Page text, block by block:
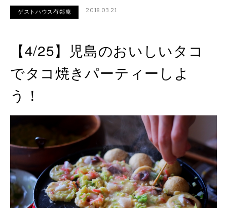
ゲストハウス有鄰庵 2018.03.21
【4/25】児島のおいしいタコ
でタコ焼きパーティーしよ
う！